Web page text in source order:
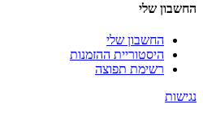
החשבון שלי
החשבון שלי
היסטוריית ההזמנות
רשימת תפוצה
נגישות